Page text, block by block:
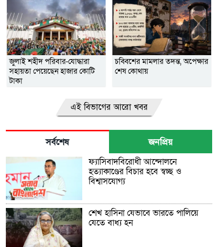
জুলাই শহীদ পরিবার-যোদ্ধারা
সহায়তা পেয়েছেন হাজার কোটি
টাকা
চব্বিশের মামলার তদন্ত, অপেক্ষার
শেষ কোথায়
এই বিভাগের আরো খবর
সর্বশেষ জনপ্রিয়
ফ্যাসিবাদবিরোধী আন্দোলনে
হত্যাকাণ্ডের বিচার হবে স্বচ্ছ ও
বিশ্বাসযোগ্য
শেখ হাসিনা যেভাবে ভারতে পালিয়ে
যেতে বাধ্য হন